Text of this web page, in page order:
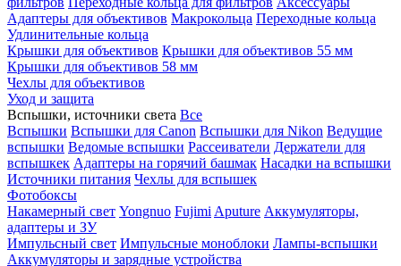
Адаптеры для объективов Макрокольца Переходные кольца
Удлинительные кольца
Крышки для объективов Крышки для объективов 55 мм
Крышки для объективов 58 мм
Чехлы для объективов
Уход и защита
Вспышки, источники света Все
Вспышки Вспышки для Canon Вспышки для Nikon Ведущие
вспышки Ведомые вспышки Рассеиватели Держатели для
вспышкек Адаптеры на горячий башмак Насадки на вспышки
Источники питания Чехлы для вспышек
Фотобоксы
Накамерный свет Yongnuo Fujimi Aputure Аккумуляторы,
адаптеры и ЗУ
Импульсный свет Импульсные моноблоки Лампы-вспышки
Аккумуляторы и зарядные устройства